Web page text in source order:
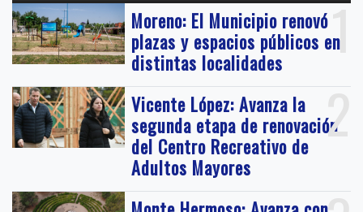
1
Moreno: El Municipio renovó
plazas y espacios públicos en
distintas localidades
2
Vicente López: Avanza la
segunda etapa de renovación
del Centro Recreativo de
Adultos Mayores